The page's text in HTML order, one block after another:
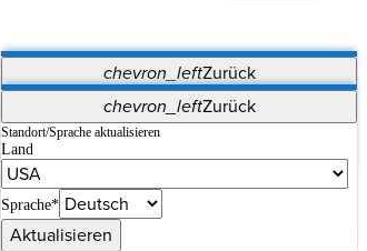
chevron_leftZurück
Vet Systems OrthoPedia Patient
Supplier Portal
Synergy-Bildgebung und -Resektion
chevron_leftZurück
Standort/Sprache aktualisieren
Land
Sprache*
Aktualisieren